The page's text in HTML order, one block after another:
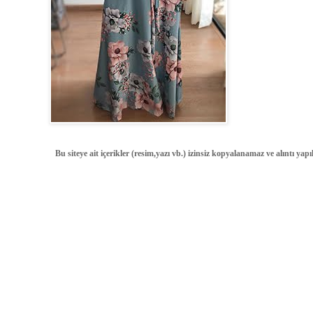
Bu siteye ait içerikler (resim,yazı vb.) izinsiz kopyalanamaz ve alıntı